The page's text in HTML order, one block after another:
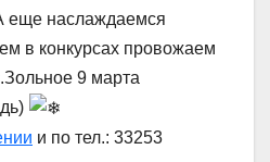
еще наслаждаемся
в конкурсах провожаем
9 марта
и по тел.: 33253